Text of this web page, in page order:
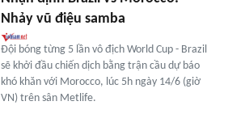
Nhảy vũ điệu samba
Đội bóng từng 5 lần vô địch World Cup - Brazil
sẽ khởi đầu chiến dịch bằng trận cầu dự báo
khó khăn với Morocco, lúc 5h ngày 14/6 (giờ
VN) trên sân Metlife.